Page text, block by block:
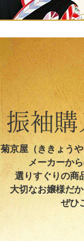
振袖購
菊京屋（ききょう
メーカーか
選りすぐりの商
大切なお嬢様だ
ぜひ